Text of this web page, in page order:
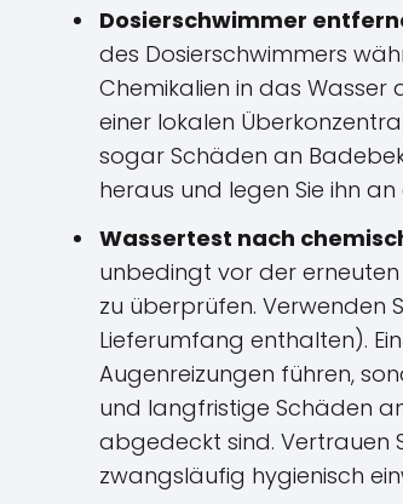
Dosierschwimmer
des Dosierschwimmers
Chemikalien in das Wasser
einer lokalen
sogar Schäden an
heraus und legen Sie ihn an
Wassertest nach
unbedingt vor der
zu überprüfen. Verwenden
Lieferumfang enthalten).
Augenreizungen führen,
und langfristige Schäden
abgedeckt sind. Vertrauen
zwangsläufig hygienisch